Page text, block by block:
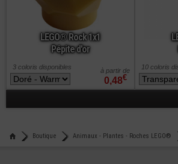
LEGO® Rock 1x1
Pépite d'or
0,48€
à partir de
3 coloris disponibles 10 coloris
Boutique Animaux - Plantes - Roches LEGO®